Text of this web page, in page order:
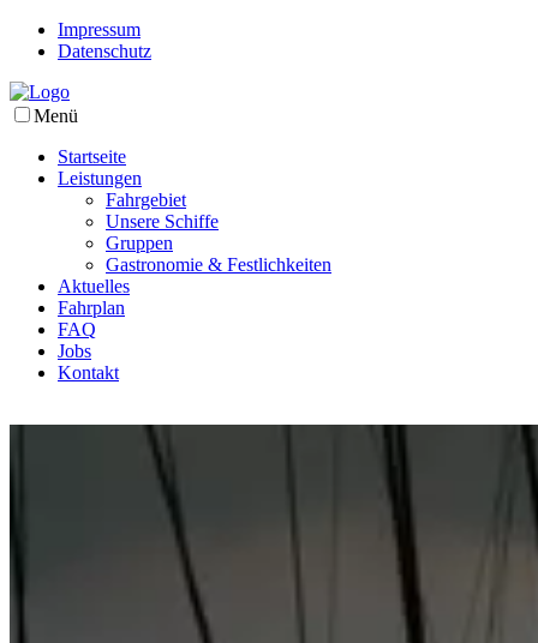
Impressum
Datenschutz
Menü
Startseite
Leistungen
Fahrgebiet
Unsere Schiffe
Gruppen
Gastronomie & Festlichkeiten
Aktuelles
Fahrplan
FAQ
Jobs
Kontakt